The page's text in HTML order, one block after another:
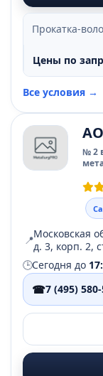
Прокатка-
Цены по
Все условия →
№ 2
📍Московская
д. 3, корп. 2,
🕒Сегодня до
☎7 (495)